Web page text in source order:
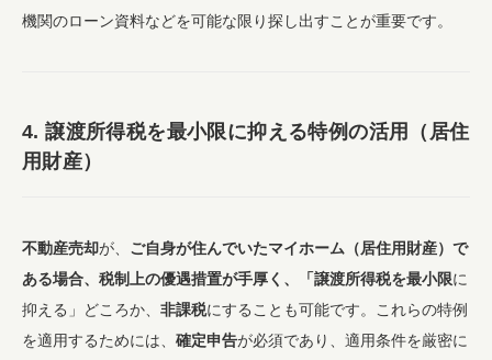
機関のローン資料などを可能な限り探し出すことが重要です。
4.譲渡所得税を最小限に抑える特例の活用（居住
用財産）
不動産売却が、 ご自身が住んでいたマイホーム（居住用財産）で
ある場合、税制上の優遇措置が手厚く、「譲渡所得税を最小限に
抑える」どころか、 非課税にすることも可能です。これらの特例
を適用するためには、 確定申告が必須であり、適用条件を厳密に